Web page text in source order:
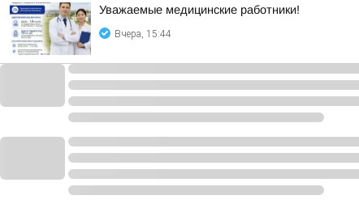
Уважаемые медицинские работники!
Вчера, 15:44